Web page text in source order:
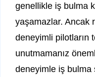
genellikle iş bulma
yaşamazlar. Ancak
deneyimli pilotların
unutmamanız
deneyimle iş bulma